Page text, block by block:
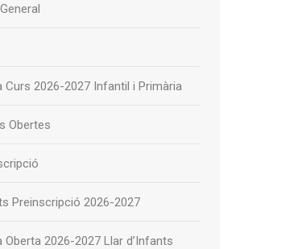
Curs 2026-2027 Infantil i Primària
Obertes
Preinscripció 2026-2027
Oberta 2026-2027 Llar d’Infants